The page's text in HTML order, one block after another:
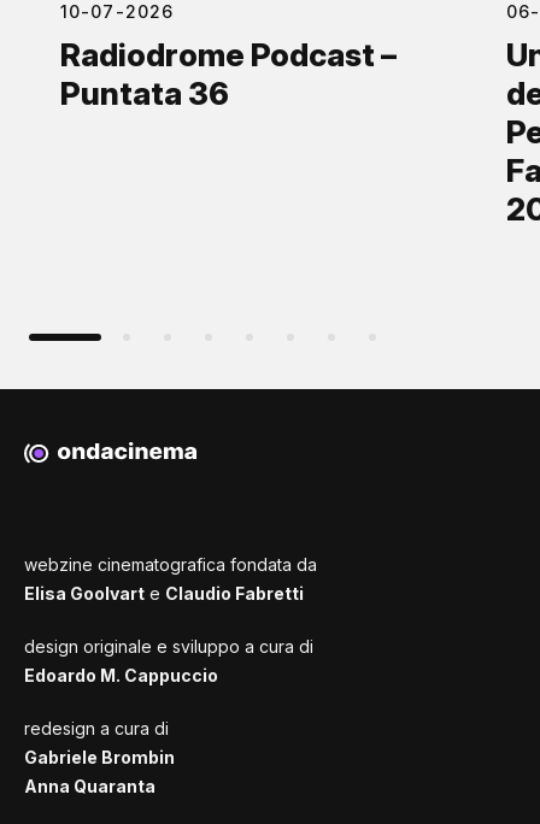
10-07-2026
Radiodrome Podcast –
Puntata 36
webzine cinematografica fondata da
Elisa Goolvart e Claudio Fabretti
design originale e sviluppo a cura di
Edoardo M. Cappuccio
redesign a cura di
Gabriele Brombin
Anna Quaranta